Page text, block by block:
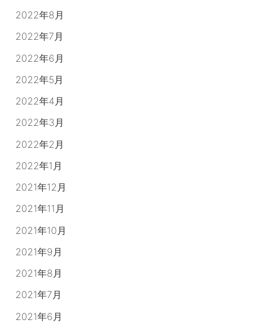
2022年8月
2022年7月
2022年6月
2022年5月
2022年4月
2022年3月
2022年2月
2022年1月
2021年12月
2021年11月
2021年10月
2021年9月
2021年8月
2021年7月
2021年6月